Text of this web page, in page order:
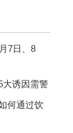
7日、8
大诱因需警
何通过饮